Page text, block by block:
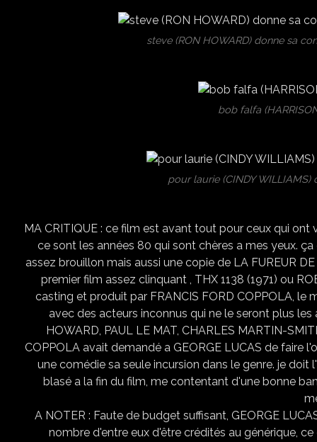
steve (RON HOWARD) donne sa
bob falfa
pour laurie (CINDY
MA CRITIQUE : ce film est avant tout pour ceux qui ont
ce sont les années 80 qui sont chères a mes yeux.
assez brouillon mais aussi une copie de LA FUREUR
premier film assez clinquant , THX 1138 (1971) ou
casting et produit par FRANCIS FORD COPPOLA, le
avec des acteurs inconnus qui ne le seront plus
HOWARD, PAUL LE MAT, CHARLES MARTIN-
COPPOLA avait demandé a GEORGE LUCAS de faire
une comédie sa seule incursion dans le genre. je
blasé a la fin du film, me contentant d'une bonne
A NOTER : Faute de budget suffisant, GEORGE
nombre d'entre eux d'être crédités au générique,